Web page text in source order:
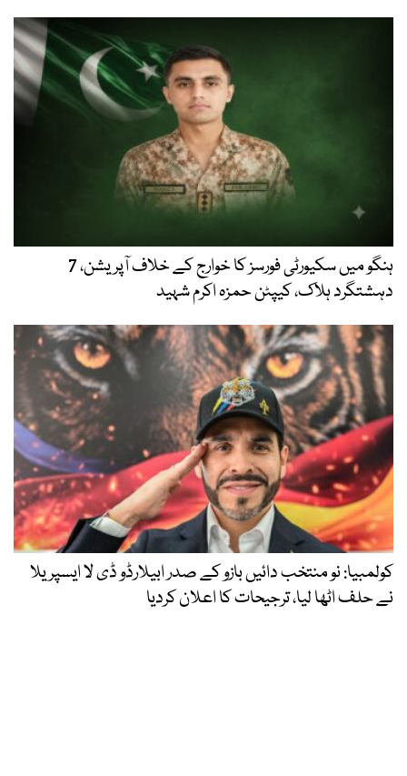
ہنگو میں سکیورٹی فورسز کا خوارج کے خلاف آپریشن، 7
دہشتگرد ہلاک، کیپٹن حمزہ اکرم شہید
کولمبیا: نو منتخب دائیں بازو کے صدر ابیلارڈو ڈی لا ایسپریلا
نے حلف اٹھا لیا، ترجیحات کا اعلان کردیا